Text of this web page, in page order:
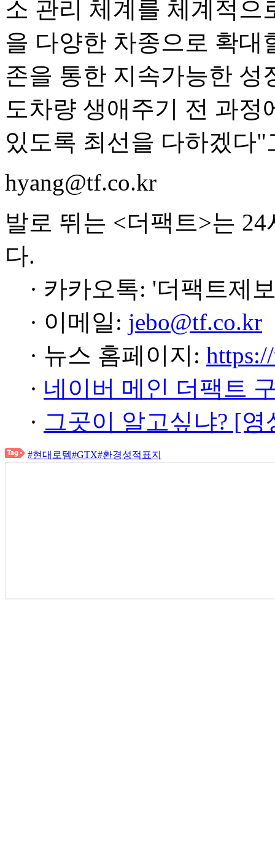
소 관리 체계를 체계적으
을 다양한 차종으로 확
존을 통한 지속가능한 성
도차량 생애주기 전 과정
있도록 최선을 다하겠다"
hyang@tf.co.kr
발로 뛰는 <더팩트>는
다.
· 카카오톡: '더팩트제
· 이메일: jebo@tf.co.kr
· 뉴스 홈페이지:
· 네이버 메인 더팩트
· 그곳이 알고싶냐? [
#현대로템#GTX#환경성적표지